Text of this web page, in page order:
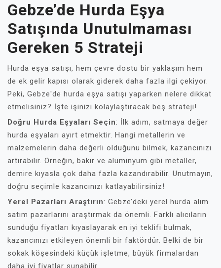
Gebze’de Hurda Eşya
Satışında Unutulmaması
Gereken 5 Strateji
Hurda eşya satışı, hem çevre dostu bir yaklaşım hem
de ek gelir kapısı olarak giderek daha fazla ilgi çekiyor.
Peki, Gebze'de hurda eşya satışı yaparken nelere dikkat
etmelisiniz? İşte işinizi kolaylaştıracak beş strateji!
Doğru Hurda Eşyaları Seçin: İlk adım, satmaya değer
hurda eşyaları ayırt etmektir. Hangi metallerin ve
malzemelerin daha değerli olduğunu bilmek, kazancınızı
artırabilir. Örneğin, bakır ve alüminyum gibi metaller,
demire kıyasla çok daha fazla kazandırabilir. Unutmayın,
doğru seçimle kazancınızı katlayabilirsiniz!
Yerel Pazarları Araştırın: Gebze’deki yerel hurda alım
satım pazarlarını araştırmak da önemli. Farklı alıcıların
sunduğu fiyatları kıyaslayarak en iyi teklifi bulmak,
kazancınızı etkileyen önemli bir faktördür. Belki de bir
sokak köşesindeki küçük işletme, büyük firmalardan
daha iyi fiyatlar sunabilir.